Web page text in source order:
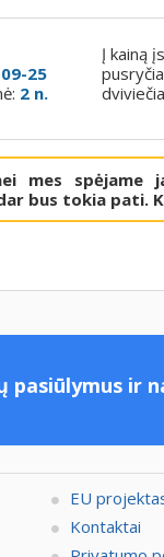
25
2 n.
Į kainą
mes
bus tokia pati.
pasiūlymus ir
EU
Kontaktai